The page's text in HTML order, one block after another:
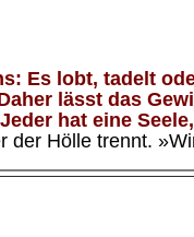
Es lobt, tadelt
lässt das
hat eine
der Hölle trennt.